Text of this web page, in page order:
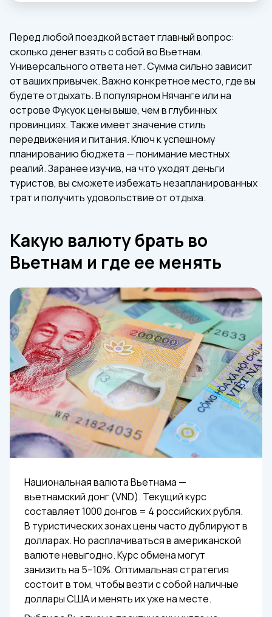
Перед любой поездкой встает главный вопрос:
сколько денег взять с собой во Вьетнам.
Универсального ответа нет. Сумма сильно зависит
от ваших привычек. Важно конкретное место, где вы
будете отдыхать. В популярном Нячанге или на
острове Фукуок цены выше, чем в глубинных
провинциях. Также имеет значение стиль
передвижения и питания. Ключ к успешному
планированию бюджета — понимание местных
реалий. Заранее изучив, на что уходят деньги
туристов, вы сможете избежать незапланированных
трат и получить удовольствие от отдыха.
Какую валюту брать во
Вьетнам и где ее менять
Национальная валюта Вьетнама —
вьетнамский донг (VND). Текущий курс
составляет 1000 донгов = 4 российских рубля.
В туристических зонах цены часто дублируют в
долларах. Но расплачиваться в американской
валюте невыгодно. Курс обмена могут
занизить на 5–10%. Оптимальная стратегия
состоит в том, чтобы везти с собой наличные
доллары США и менять их уже на месте.